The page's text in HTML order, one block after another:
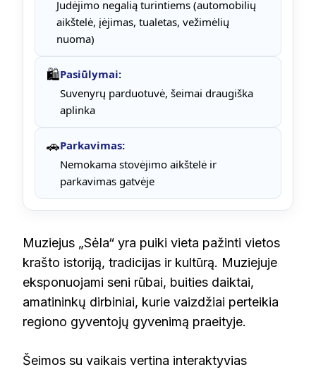
Judėjimo negalią turintiems (automobilių
aikštelė, įėjimas, tualetas, vežimėlių
nuoma)
🛍️Pasiūlymai:
Suvenyrų parduotuvė, šeimai draugiška
aplinka
🚗Parkavimas:
Nemokama stovėjimo aikštelė ir
parkavimas gatvėje
Muziejus „Sėla“ yra puiki vieta pažinti vietos
krašto istoriją, tradicijas ir kultūrą. Muziejuje
eksponuojami seni rūbai, buities daiktai,
amatininkų dirbiniai, kurie vaizdžiai perteikia
regiono gyventojų gyvenimą praeityje.
Šeimos su vaikais vertina interaktyvias